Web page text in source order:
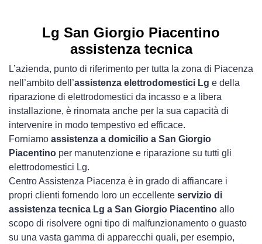
Lg San Giorgio Piacentino
assistenza tecnica
L’azienda, punto di riferimento per tutta la zona di Piacenza
nell’ambito dell’assistenza elettrodomestici Lg e della
riparazione di elettrodomestici da incasso e a libera
installazione, è rinomata anche per la sua capacità di
intervenire in modo tempestivo ed efficace.
Forniamo assistenza a domicilio a San Giorgio
Piacentino per manutenzione e riparazione su tutti gli
elettrodomestici Lg.
Centro Assistenza Piacenza è in grado di affiancare i
propri clienti fornendo loro un eccellente servizio di
assistenza tecnica Lg a San Giorgio Piacentino allo
scopo di risolvere ogni tipo di malfunzionamento o guasto
su una vasta gamma di apparecchi quali, per esempio,